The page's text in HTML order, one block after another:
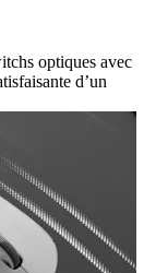
optiques avec
d’un